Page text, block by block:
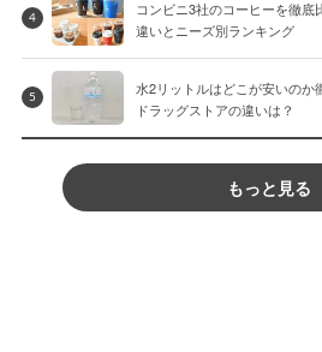
4
コンビニ3社のコーヒーを徹底
違いとニーズ別ランキング
5
水2リットルはどこが安いのか
ドラッグストアの違いは？
もっと見る